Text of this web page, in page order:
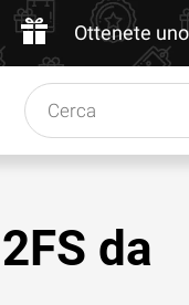
Ottenete
da